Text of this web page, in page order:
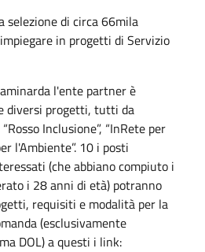
selezione di circa 66mila
in progetti di Servizio
l'ente partner è
diversi progetti, tutti da
Inclusione”, “InRete per
l'Ambiente”. 10 i posti
(che abbiano compiuto i
i 28 anni di età) potranno
requisiti e modalità per la
(esclusivamente
DOL) a questi i link: